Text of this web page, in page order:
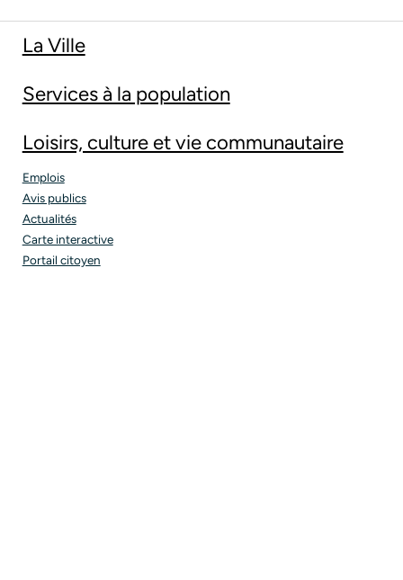
La Ville
Services à la population
Loisirs, culture et vie communautaire
Emplois
Avis publics
Actualités
Carte interactive
Portail citoyen